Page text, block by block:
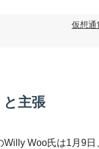
仮想通
と主張
Woo氏は1月9日